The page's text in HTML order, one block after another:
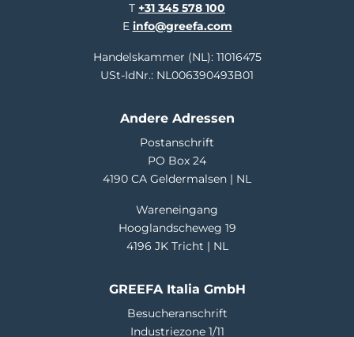
T +31 345 578 100
E info@greefa.com
Handelskammer (NL): 11016475
USt-IdNr.: NL006390493B01
Andere Adressen
Postanschrift
PO Box 24
4190 CA Geldermalsen | NL
Wareneingang
Hooglandscheweg 19
4196 JK Tricht | NL
GREEFA Italia GmbH
Besucheranschrift
Industriezone 1/11